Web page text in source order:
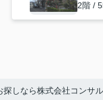
2階 /
しなら株式会社コンサ